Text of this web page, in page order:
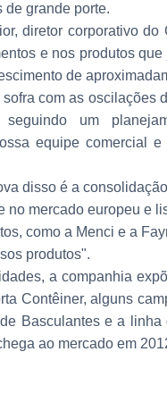
de grande porte.
diretor corporativo
e nos produtos
de
com as oscilações
seguindo um
equipe comercial
disso é a
no mercado europeu e
como a Menci e a
produtos".
a companhia
Contêiner, alguns
Basculantes e a
ao mercado em